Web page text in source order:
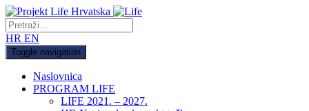
HR EN
Toggle navigation
Naslovnica
PROGRAM LIFE
LIFE 2021. – 2027.